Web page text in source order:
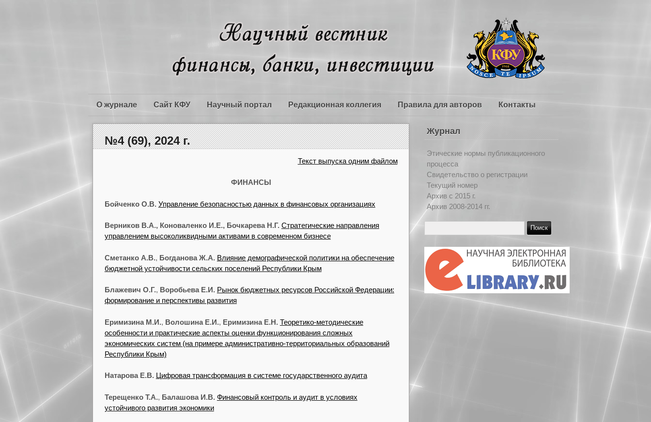
О журнале Сайт КФУ Научный портал Редакционная коллегия Правила для авторов Контакты
№4 (69), 2024 г.
Текст выпуска одним файлом
ФИНАНСЫ
Бойченко О.В. Управление безопасностью данных в финансовых организациях
Верников В.А., Коноваленко И.Е., Бочкарева Н.Г. Стратегические направления
управлением высоколиквидными активами в современном бизнесе
Сметанко А.В., Богданова Ж.А. Влияние демографической политики на обеспечение
бюджетной устойчивости сельских поселений Республики Крым
Блажевич О.Г., Воробьева Е.И. Рынок бюджетных ресурсов Российской Федерации:
формирование и перспективы развития
Еримизина М.И., Волошина Е.И., Еримизина Е.Н. Теоретико-методические
особенности и практические аспекты оценки функционирования сложных
экономических систем (на примере административно-территориальных образований
Республики Крым)
Натарова Е.В. Цифровая трансформация в системе государственного аудита
Терещенко Т.А., Балашова И.В. Финансовый контроль и аудит в условиях
устойчивого развития экономики
Журнал
Этические нормы публикационного
процесса
Свидетельство о регистрации
Текущий номер
Архив c 2015 г.
Архив 2008-2014 гг.